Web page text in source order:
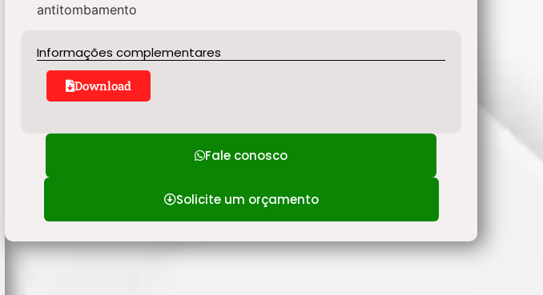
antitombamento
Informações complementares
Download
Fale conosco
Solicite um orçamento